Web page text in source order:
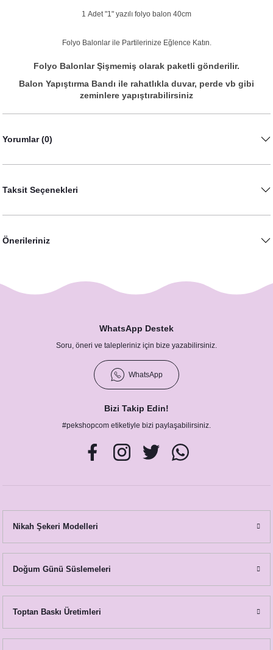
1 Adet "1" yazılı folyo balon 40cm
Folyo Balonlar ile Partilerinize Eğlence Katın.
Folyo Balonlar Şişmemiş olarak paketli gönderilir.
Balon Yapıştırma Bandı ile rahatlıkla duvar, perde vb gibi
zeminlere yapıştırabilirsiniz
Yorumlar (0)
Taksit Seçenekleri
Önerileriniz
WhatsApp Destek
Soru, öneri ve talepleriniz için bize yazabilirsiniz.
WhatsApp
Bizi Takip Edin!
#pekshopcom etiketiyle bizi paylaşabilirsiniz.
Nikah Şekeri Modelleri
Doğum Günü Süslemeleri
Toptan Baskı Üretimleri